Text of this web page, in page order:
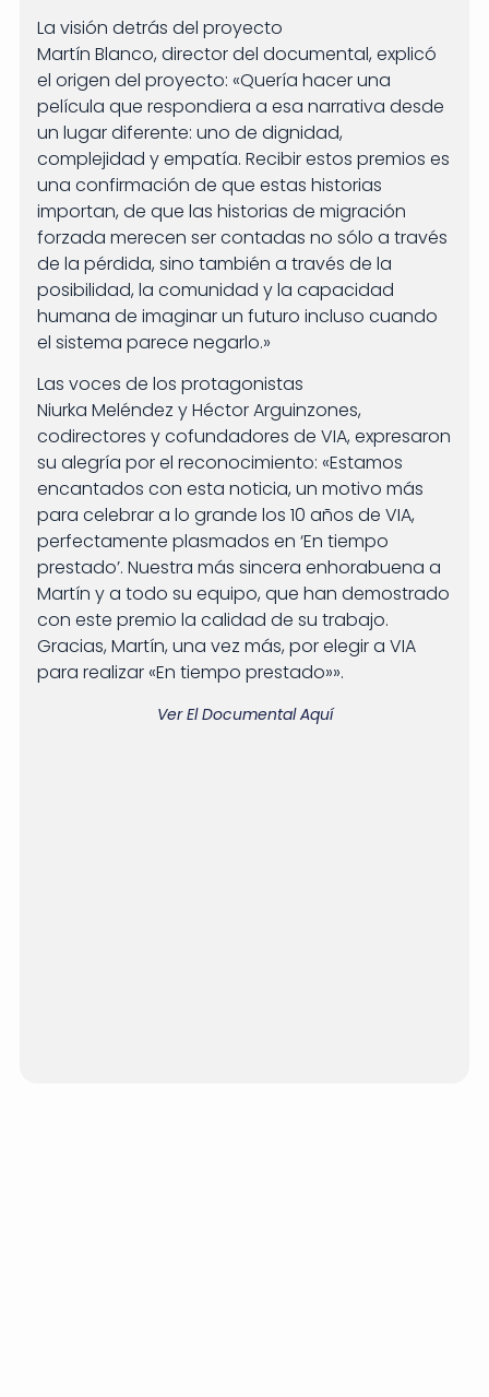
La visión detrás del proyecto
Martín Blanco, director del documental, explicó
el origen del proyecto: «Quería hacer una
película que respondiera a esa narrativa desde
un lugar diferente: uno de dignidad,
complejidad y empatía. Recibir estos premios es
una confirmación de que estas historias
importan, de que las historias de migración
forzada merecen ser contadas no sólo a través
de la pérdida, sino también a través de la
posibilidad, la comunidad y la capacidad
humana de imaginar un futuro incluso cuando
el sistema parece negarlo.»
Las voces de los protagonistas
Niurka Meléndez y Héctor Arguinzones,
codirectores y cofundadores de VIA, expresaron
su alegría por el reconocimiento: «Estamos
encantados con esta noticia, un motivo más
para celebrar a lo grande los 10 años de VIA,
perfectamente plasmados en ‘En tiempo
prestado’. Nuestra más sincera enhorabuena a
Martín y a todo su equipo, que han demostrado
con este premio la calidad de su trabajo.
Gracias, Martín, una vez más, por elegir a VIA
para realizar «En tiempo prestado»».
Ver El Documental Aquí